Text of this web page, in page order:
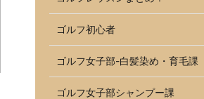
ゴルフ初心者
ゴルフ女子部-白髪染め・育毛課
ゴルフ女子部シャンプー課